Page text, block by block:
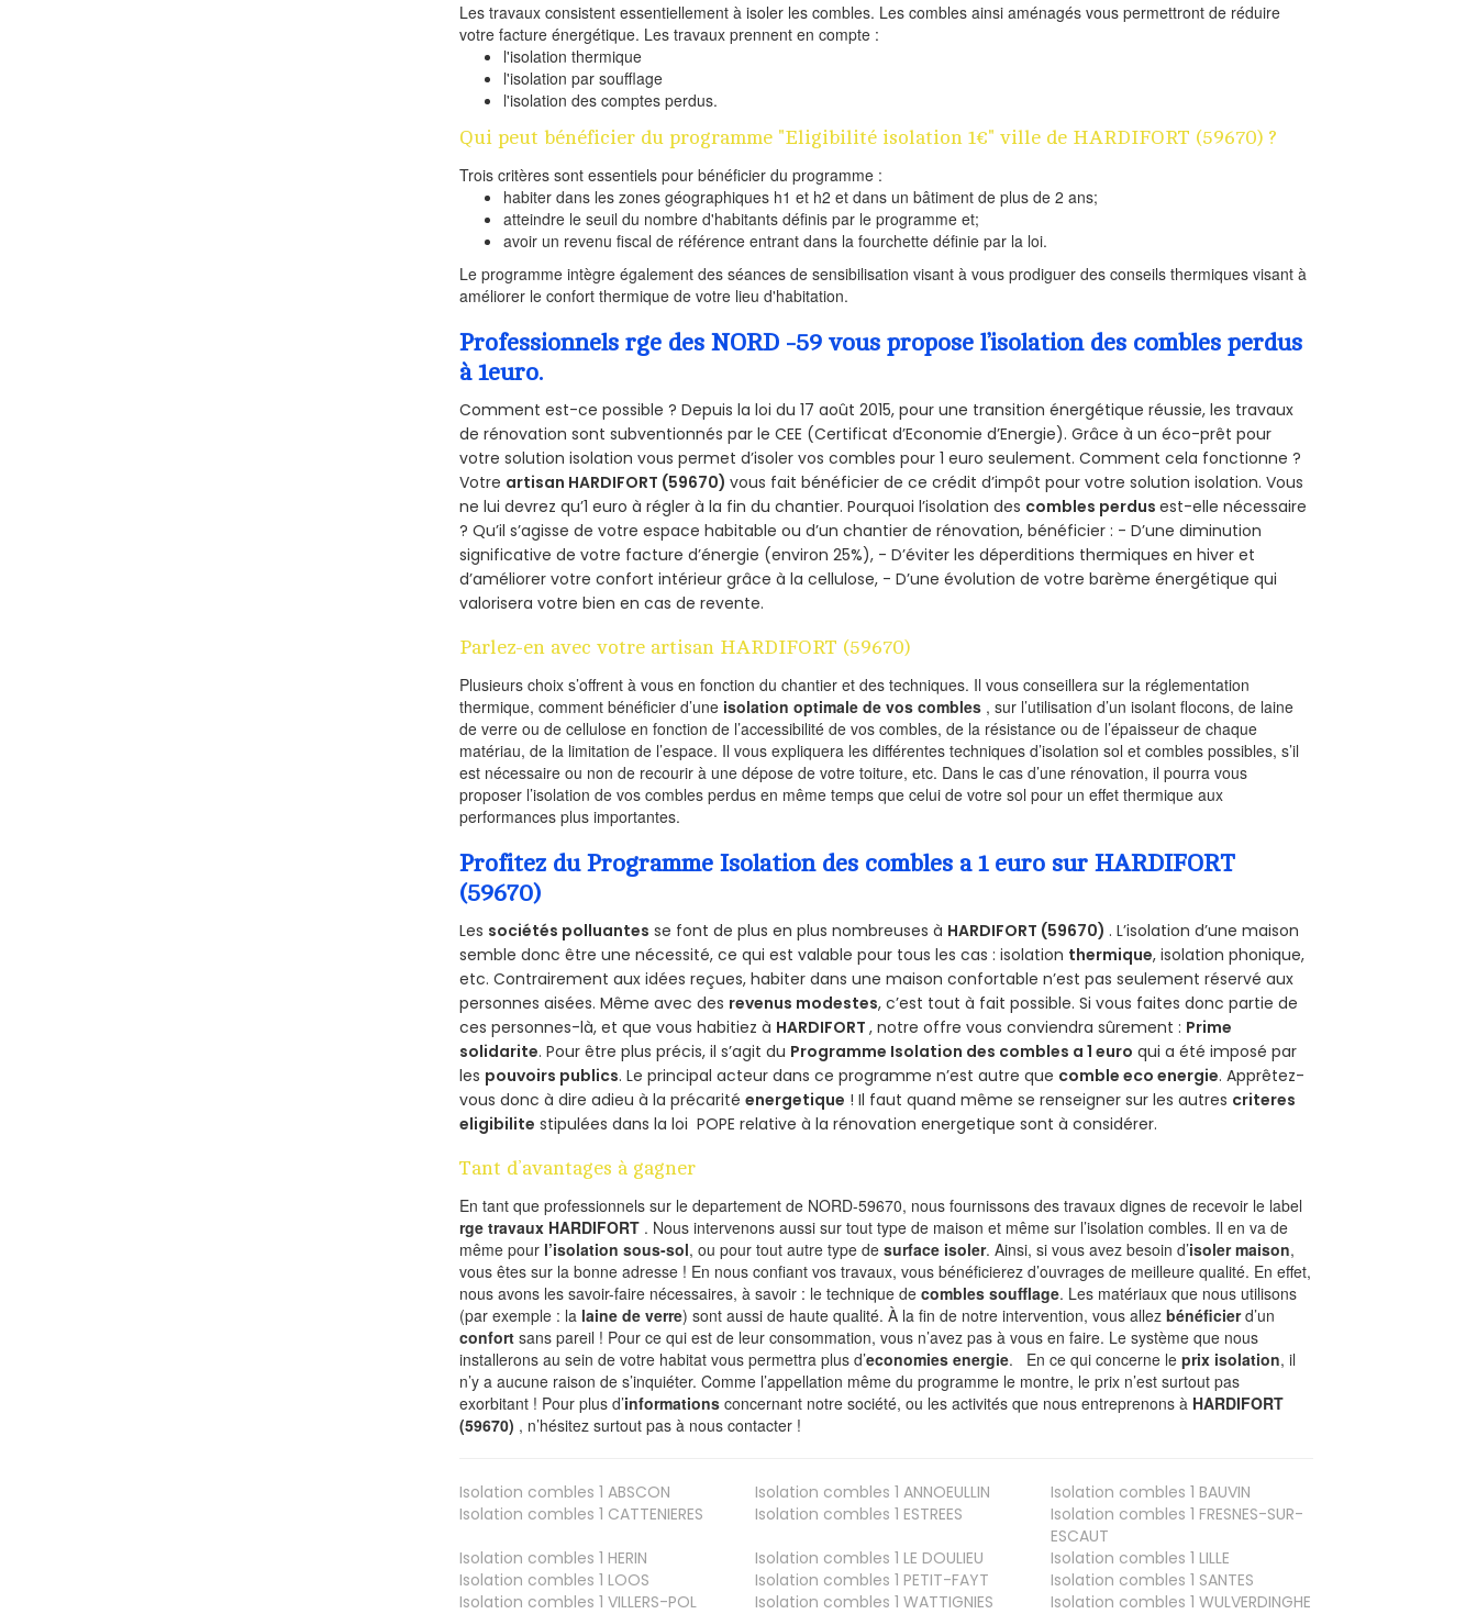
Les travaux consistent essentiellement à isoler les combles. Les combles ainsi aménagés vous permettront de réduire
votre facture énergétique. Les travaux prennent en compte :
l'isolation thermique
l'isolation par soufflage
l'isolation des comptes perdus.
Qui peut bénéficier du programme "Eligibilité isolation 1€" ville de HARDIFORT (59670) ?
Trois critères sont essentiels pour bénéficier du programme :
habiter dans les zones géographiques h1 et h2 et dans un bâtiment de plus de 2 ans;
atteindre le seuil du nombre d'habitants définis par le programme et;
avoir un revenu fiscal de référence entrant dans la fourchette définie par la loi.
Le programme intègre également des séances de sensibilisation visant à vous prodiguer des conseils thermiques visant à
améliorer le confort thermique de votre lieu d'habitation.
Professionnels rge des NORD -59 vous propose l’isolation des combles perdus
à 1euro.
Comment est-ce possible ? Depuis la loi du 17 août 2015, pour une transition énergétique réussie, les travaux
de rénovation sont subventionnés par le CEE (Certificat d’Economie d’Energie). Grâce à un éco-prêt pour
votre solution isolation vous permet d’isoler vos combles pour 1 euro seulement. Comment cela fonctionne ?
Votre artisan HARDIFORT (59670)vous fait bénéficier de ce crédit d’impôt pour votre solution isolation. Vous
ne lui devrez qu’1 euro à régler à la fin du chantier. Pourquoi l’isolation des combles perdusest-elle nécessaire
? Qu’il s’agisse de votre espace habitable ou d’un chantier de rénovation, bénéficier : - D’une diminution
significative de votre facture d’énergie (environ 25%), - D’éviter les déperditions thermiques en hiver et
d’améliorer votre confort intérieur grâce à la cellulose, - D’une évolution de votre barème énergétique qui
valorisera votre bien en cas de revente.
Parlez-en avec votre artisan HARDIFORT (59670)
Plusieurs choix s’offrent à vous en fonction du chantier et des techniques. Il vous conseillera sur la réglementation
thermique, comment bénéficier d’une isolation optimale de vos combles , sur l’utilisation d’un isolant flocons, de laine
de verre ou de cellulose en fonction de l’accessibilité de vos combles, de la résistance ou de l’épaisseur de chaque
matériau, de la limitation de l’espace. Il vous expliquera les différentes techniques d’isolation sol et combles possibles, s’il
est nécessaire ou non de recourir à une dépose de votre toiture, etc. Dans le cas d’une rénovation, il pourra vous
proposer l’isolation de vos combles perdus en même temps que celui de votre sol pour un effet thermique aux
performances plus importantes.
Profitez du Programme Isolation des combles a 1 euro sur HARDIFORT
(59670)
Les sociétés polluantes se font de plus en plus nombreuses à HARDIFORT (59670) . L’isolation d’une maison
semble donc être une nécessité, ce qui est valable pour tous les cas : isolation thermique, isolation phonique,
etc. Contrairement aux idées reçues, habiter dans une maison confortable n’est pas seulement réservé aux
personnes aisées. Même avec des revenus modestes, c’est tout à fait possible. Si vous faites donc partie de
ces personnes-là, et que vous habitiez à HARDIFORT, notre offre vous conviendra sûrement : Prime
solidarite. Pour être plus précis, il s’agit du Programme Isolation des combles a 1 euro qui a été imposé par
les pouvoirs publics. Le principal acteur dans ce programme n’est autre que comble eco energie. Apprêtez-
vous donc à dire adieu à la précaritéenergetique ! Il faut quand même se renseigner sur les autres criteres
eligibilite stipulées dans la loi POPE relative à la rénovation energetique sont à considérer.
Tant d’avantages à gagner
En tant que professionnels sur le departement de NORD-59670, nous fournissons des travaux dignes de recevoir le label
rge travaux HARDIFORT . Nous intervenons aussi sur tout type de maison et même sur l’isolation combles. Il en va de
même pour l’isolation sous-sol, ou pour tout autre type desurface isoler. Ainsi, si vous avez besoin d’isoler maison,
vous êtes sur la bonne adresse ! En nous confiant vos travaux, vous bénéficierez d’ouvrages de meilleure qualité. En effet,
nous avons les savoir-faire nécessaires, à savoir : le technique decombles soufflage. Les matériaux que nous utilisons
(par exemple : la laine de verre) sont aussi de haute qualité. À la fin de notre intervention, vous allezbénéficierd’un
confort sans pareil ! Pour ce qui est de leur consommation, vous n’avez pas à vous en faire. Le système que nous
installerons au sein de votre habitat vous permettra plus d’economies energie. En ce qui concerne leprix isolation, il
n’y a aucune raison de s’inquiéter. Comme l’appellation même du programme le montre, le prix n’est surtout pas
exorbitant ! Pour plus d’informations concernant notre société, ou les activités que nous entreprenons à HARDIFORT
(59670) , n’hésitez surtout pas à nous contacter !
Isolation combles 1 ABSCON Isolation combles 1 ANNOEULLIN Isolation combles 1 BAUVIN
Isolation combles 1 CATTENIERES Isolation combles 1 ESTREES Isolation combles 1 FRESNES-SUR-
ESCAUT
Isolation combles 1 HERIN Isolation combles 1 LE DOULIEU Isolation combles 1 LILLE
Isolation combles 1 LOOS Isolation combles 1 PETIT-FAYT Isolation combles 1 SANTES
Isolation combles 1 VILLERS-POL Isolation combles 1 WATTIGNIES Isolation combles 1 WULVERDINGHE